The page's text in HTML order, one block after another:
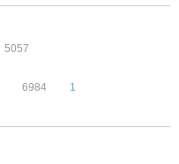
5057
6984 1